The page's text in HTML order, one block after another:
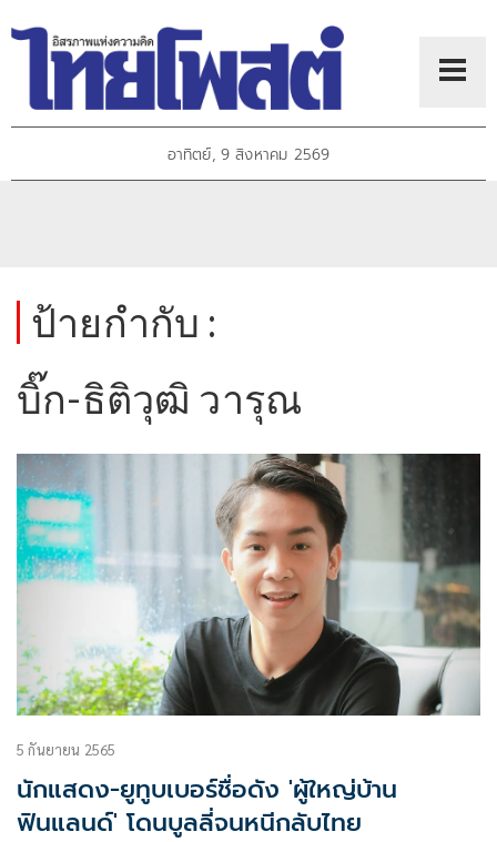
อาทิตย์, 9 สิงหาคม 2569
ป้ายกำกับ :
บิ๊ก-ธิติวุฒิ วารุณ
5 กันยายน 2565
นักแสดง-ยูทูบเบอร์ชื่อดัง 'ผู้ใหญ่บ้าน
ฟินแลนด์' โดนบูลลี่จนหนีกลับไทย